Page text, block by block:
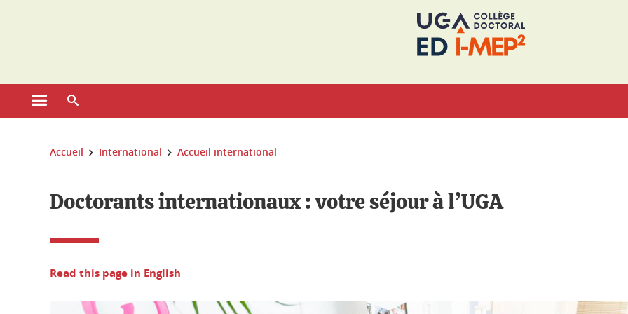
Ouvrir le menu principal
Vous êtes ici :
Accueil International Accueil international
Doctorants internationaux : votre séjour à l’UGA
Read this page in English